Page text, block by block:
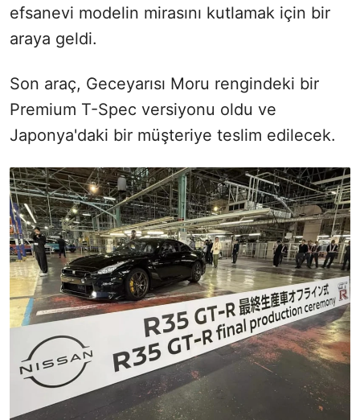
efsanevi modelin mirasını kutlamak için bir
araya geldi.
Son araç, Geceyarısı Moru rengindeki bir
Premium T-Spec versiyonu oldu ve
Japonya'daki bir müşteriye teslim edilecek.